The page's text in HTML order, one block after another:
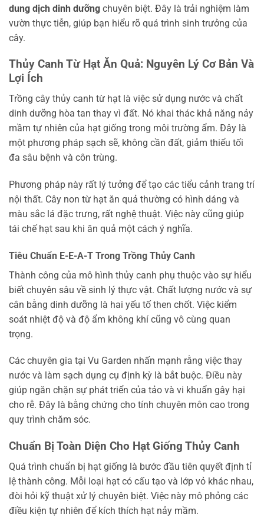
dung dịch dinh dưỡng chuyên biệt. Đây là trải nghiệm làm
vườn thực tiễn, giúp bạn hiểu rõ quá trình sinh trưởng của
cây.
Thủy Canh Từ Hạt Ăn Quả: Nguyên Lý Cơ Bản Và
Lợi Ích
Trồng cây thủy canh từ hạt là việc sử dụng nước và chất
dinh dưỡng hòa tan thay vì đất. Nó khai thác khả năng nảy
mầm tự nhiên của hạt giống trong môi trường ẩm. Đây là
một phương pháp sạch sẽ, không cần đất, giảm thiểu tối
đa sâu bệnh và côn trùng.
Phương pháp này rất lý tưởng để tạo các tiểu cảnh trang trí
nội thất. Cây non từ hạt ăn quả thường có hình dáng và
màu sắc lá đặc trưng, rất nghệ thuật. Việc này cũng giúp
tái chế hạt sau khi ăn quả một cách ý nghĩa.
Tiêu Chuẩn E-E-A-T Trong Trồng Thủy Canh
Thành công của mô hình thủy canh phụ thuộc vào sự hiểu
biết chuyên sâu về sinh lý thực vật. Chất lượng nước và sự
cân bằng dinh dưỡng là hai yếu tố then chốt. Việc kiểm
soát nhiệt độ và độ ẩm không khí cũng vô cùng quan
trọng.
Các chuyên gia tại Vu Garden nhấn mạnh rằng việc thay
nước và làm sạch dụng cụ định kỳ là bắt buộc. Điều này
giúp ngăn chặn sự phát triển của tảo và vi khuẩn gây hại
cho rễ. Đây là bằng chứng cho tính chuyên môn cao trong
quy trình chăm sóc.
Chuẩn Bị Toàn Diện Cho Hạt Giống Thủy Canh
Quá trình chuẩn bị hạt giống là bước đầu tiên quyết định tỉ
lệ thành công. Mỗi loại hạt có cấu tạo và lớp vỏ khác nhau,
đòi hỏi kỹ thuật xử lý chuyên biệt. Việc này mô phỏng các
điều kiện tự nhiên để kích thích hạt nảy mầm.